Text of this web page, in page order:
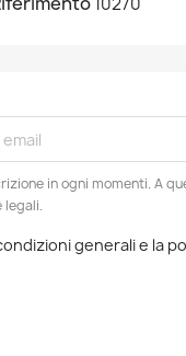
in ogni momenti. A
legali.
generali e la